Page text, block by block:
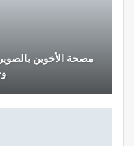
مصحة الأخوين